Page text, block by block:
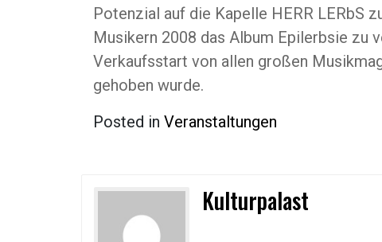
Potenzial auf die Kapelle HERR LERbS
Musikern 2008 das Album Epilerbsie zu
Verkaufsstart von allen großen
gehoben wurde.
Posted in Veranstaltungen
Kulturpalast